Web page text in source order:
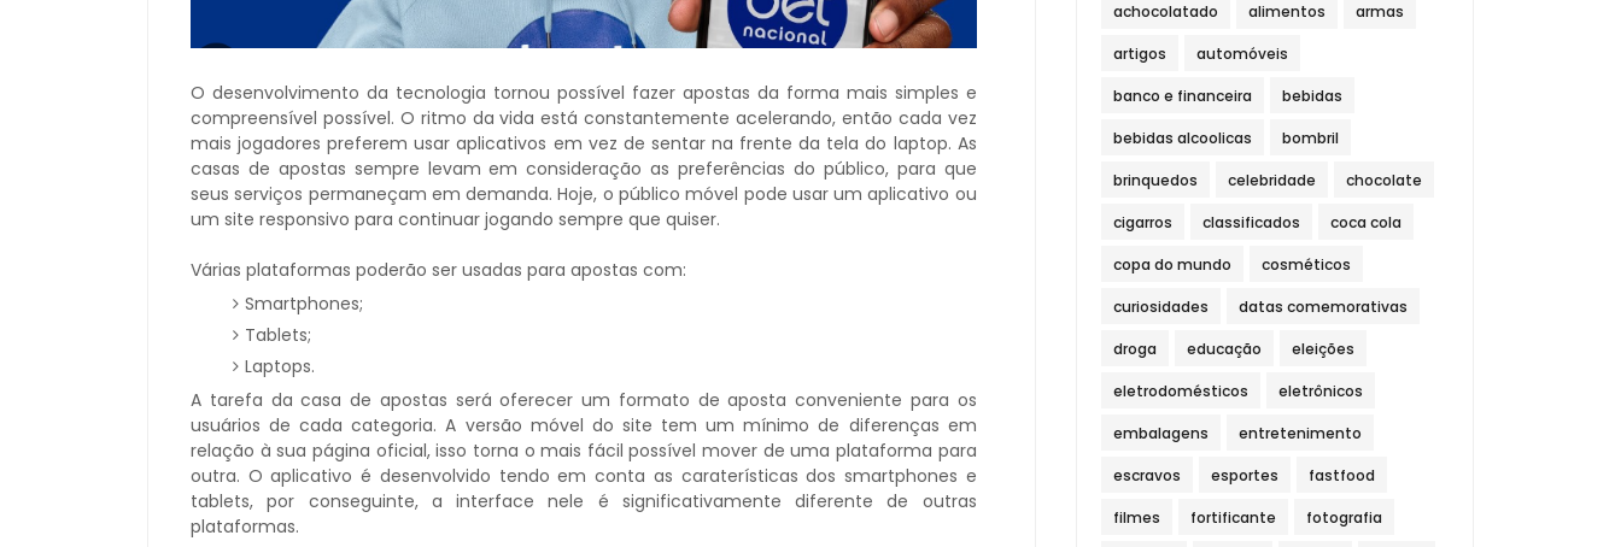
O desenvolvimento da tecnologia tornou possível fazer apostas da forma mais simples e
compreensível possível. O ritmo da vida está constantemente acelerando, então cada vez
mais jogadores preferem usar aplicativos em vez de sentar na frente da tela do laptop. As
casas de apostas sempre levam em consideração as preferências do público, para que
seus serviços permaneçam em demanda. Hoje, o público móvel pode usar um aplicativo ou
um site responsivo para continuar jogando sempre que quiser.
Várias plataformas poderão ser usadas para apostas com:
Smartphones;
Tablets;
Laptops.
A tarefa da casa de apostas será oferecer um formato de aposta conveniente para os
usuários de cada categoria. A versão móvel do site tem um mínimo de diferenças em
relação à sua página oficial, isso torna o mais fácil possível mover de uma plataforma para
outra. O aplicativo é desenvolvido tendo em conta as caraterísticas dos smartphones e
tablets, por conseguinte, a interface nele é significativamente diferente de outras
plataformas.
achocolatado alimentos armas
artigos automóveis
banco e financeira bebidas
bebidas alcoolicas bombril
brinquedos celebridade chocolate
cigarros classificados coca cola
copa do mundo cosméticos
curiosidades datas comemorativas
droga educação eleições
eletrodomésticos eletrônicos
embalagens entretenimento
escravos esportes fastfood
filmes fortificante fotografia